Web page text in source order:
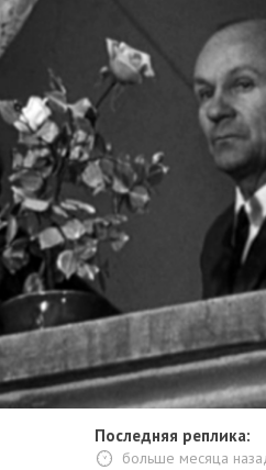
Последняя реплика:
больше месяца